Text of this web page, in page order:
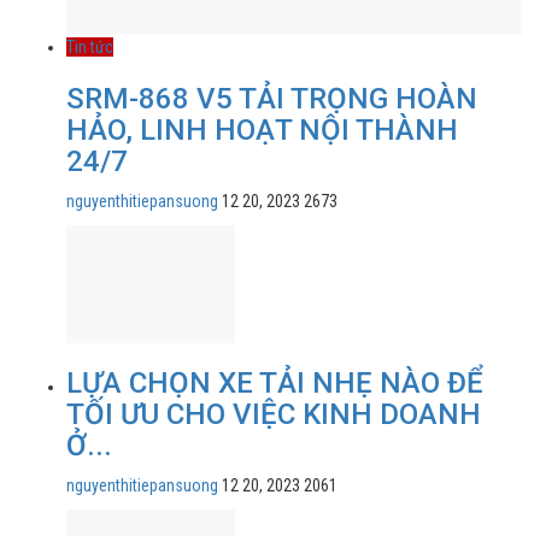
Tin tức
SRM-868 V5 TẢI TRỌNG HOÀN
HẢO, LINH HOẠT NỘI THÀNH
24/7
nguyenthitiepansuong 12 20, 2023 2673
LỰA CHỌN XE TẢI NHẸ NÀO ĐỂ
TỐI ƯU CHO VIỆC KINH DOANH
Ở...
nguyenthitiepansuong 12 20, 2023 2061